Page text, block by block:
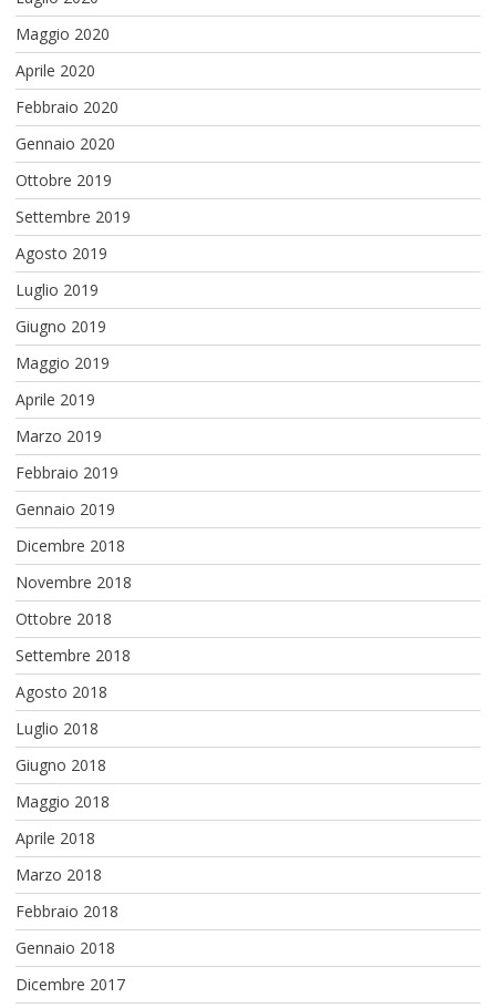
Maggio 2020
Aprile 2020
Febbraio 2020
Gennaio 2020
Ottobre 2019
Settembre 2019
Agosto 2019
Luglio 2019
Giugno 2019
Maggio 2019
Aprile 2019
Marzo 2019
Febbraio 2019
Gennaio 2019
Dicembre 2018
Novembre 2018
Ottobre 2018
Settembre 2018
Agosto 2018
Luglio 2018
Giugno 2018
Maggio 2018
Aprile 2018
Marzo 2018
Febbraio 2018
Gennaio 2018
Dicembre 2017